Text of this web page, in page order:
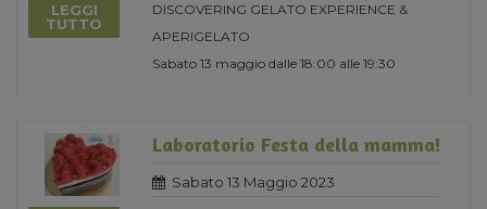
LEGGI
TUTTO
DISCOVERING GELATO EXPERIENCE &
APERIGELATO
Sabato 13 maggio dalle 18:00 alle 19:30
Laboratorio Festa della mamma!
Sabato 13 Maggio 2023